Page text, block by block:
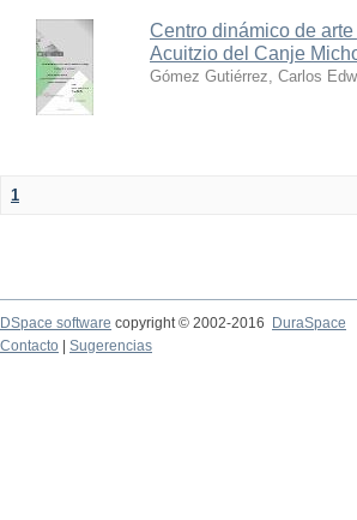
Centro dinámico de
Acuitzio del Canje
Gómez Gutiérrez, Carlos
1
DSpace software copyright © 2002-2016
DuraSpace
Contacto
Sugerencias